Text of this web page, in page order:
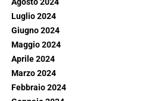
Agosto 2024
Luglio 2024
Giugno 2024
Maggio 2024
Aprile 2024
Marzo 2024
Febbraio 2024